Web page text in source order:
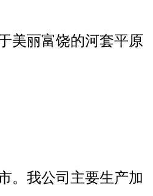
美丽富饶的河套平原
。我公司主要生产加